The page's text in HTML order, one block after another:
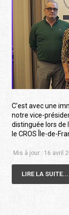
C’est avec une
notre vice-
distinguée lors de
le CROS Île-de-
Mis à jour : 16 avril
LIRE LA SUITE...